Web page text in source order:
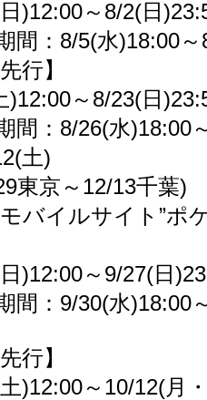
)12:00～8/2(日
間：8/5(水)18:00
行】
)12:00～8/23(日
間：8/26(水)18:00
土)
東京～12/13千葉)
バイルサイト”ポ
)12:00～9/27(日
間：9/30(水)18:00
行】
)12:00～10/12(月